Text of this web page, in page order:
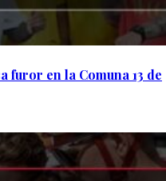
furor en la Comuna 13 de